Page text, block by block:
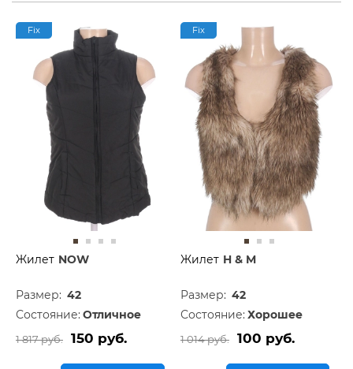
Fix
Жилет NOW
Размер: 42
Состояние: Отличное
1 817 руб. 150 руб.
Fix
Жилет H & M
Размер: 42
Состояние: Хорошее
1 014 руб. 100 руб.